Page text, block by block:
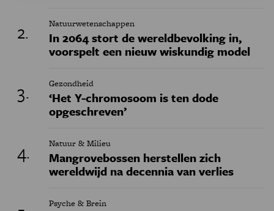
Natuurwetenschappen
In 2064 stort de wereldbevolking in,
voorspelt een nieuw wiskundig model
Gezondheid
‘Het Y-chromosoom is ten dode
opgeschreven’
Natuur & Milieu
Mangrovebossen herstellen zich
wereldwijd na decennia van verlies
Psyche & Brein